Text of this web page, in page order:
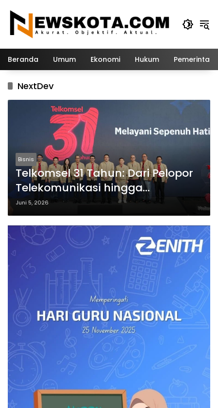
konten
Beranda Umum Ekonomi Hukum
NextDev
Bisnis
Telkomsel 31 Tahun: Dari Pelopor
Telekomunikasi hingga
Penggerak Ekosistem Digital
Indonesia
Juni 5, 2026